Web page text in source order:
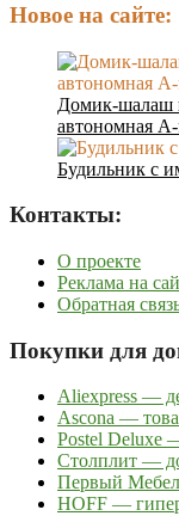
Новое на сайте:
Домик-шалаш
автономная
Будильник с
Контакты:
О проекте
Реклама на
Обратная
Покупки для
Aliexpress —
Ascona —
Postel Deluxe
Столплит —
Первый
HOFF —